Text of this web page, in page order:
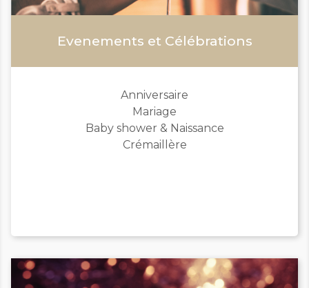
Evenements et Célébrations
Anniversaire
Mariage
Baby shower & Naissance
Crémaillère